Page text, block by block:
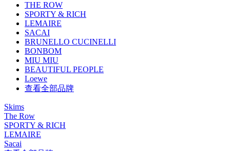
THE ROW
SPORTY & RICH
LEMAIRE
SACAI
BRUNELLO CUCINELLI
BONBOM
MIU MIU
BEAUTIFUL PEOPLE
Loewe
查看全部品牌
Skims
The Row
SPORTY & RICH
LEMAIRE
Sacai